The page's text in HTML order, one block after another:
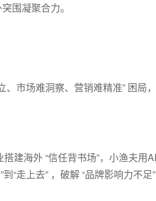
围凝聚合力。
市场难洞察、营销难精准” 困局
建海外 “信任背书场”，小渔夫用
走上去” ，破解 “品牌影响力不足”